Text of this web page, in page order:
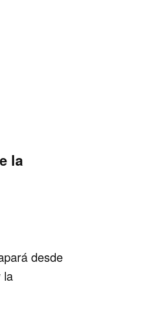
la
desde
la